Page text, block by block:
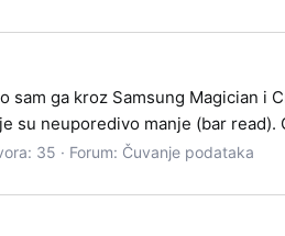
ga kroz Samsung Magician i
neuporedivo manje (bar read).
35 Forum: Čuvanje podataka